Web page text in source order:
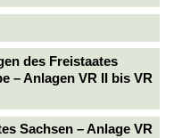
des Freistaates
– Anlagen VR II bis VR
Sachsen – Anlage VR